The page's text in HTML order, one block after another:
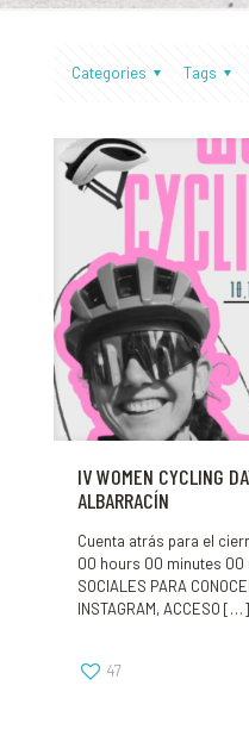
Categories Tags
IV WOMEN CYCLING
ALBARRACÍN
Cuenta atrás para el
00 hours 00 minutes 00
SOCIALES PARA
INSTAGRAM, ACCESO […]
47